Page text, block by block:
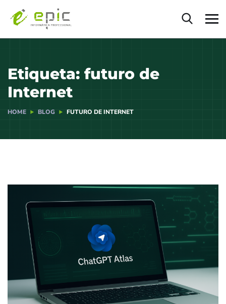
Etiqueta: futuro de
Internet
HOME BLOG FUTURO DE INTERNET